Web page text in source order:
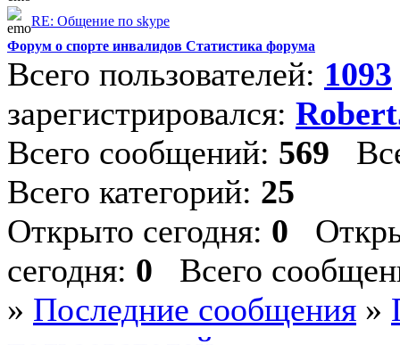
RE: Общение по skype
Форум о спорте инвалидов Статистика форума
Всего пользователей: 1093
зарегистрировался:
Всего сообщений: 569
Всего категорий: 25
Открыто сегодня: 0
сегодня: 0 Всего
» Последние сообщения »